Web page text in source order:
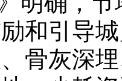
和引导
骨灰深